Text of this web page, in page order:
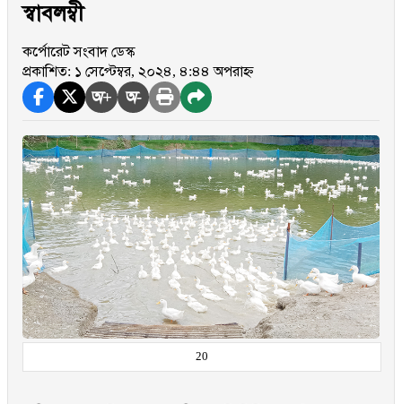
স্বাবলম্বী
কর্পোরেট সংবাদ ডেস্ক
প্রকাশিত: ১ সেপ্টেম্বর, ২০২৪, ৪:৪৪ অপরাহ্ন
অ+ অ-
20